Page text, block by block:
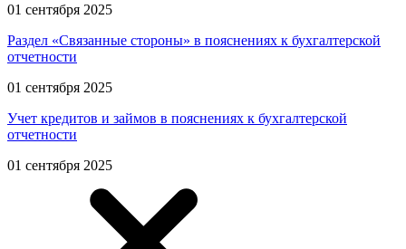
01 сентября 2025
Раздел «Связанные стороны» в пояснениях к бухгалтерской
отчетности
01 сентября 2025
Учет кредитов и займов в пояснениях к бухгалтерской
отчетности
01 сентября 2025